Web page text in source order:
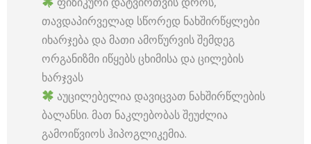
თავდაპირველად სწორედ ნახშირწყლები
იხარჯება და მათი ამოწურვის შემდეგ
ორგანიზმი იწყებს ცხიმისა და ცილების
ხარჯვას
აუცილებელია დავიცვათ ნახშირწლების
ბალანსი. მათ ნაკლებობას შეუძლია
გამოიწვიოს ჰიპოგლიკემია.